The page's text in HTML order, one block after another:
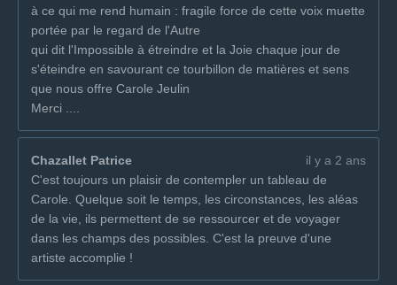
à ce qui me rend humain : fragile force de cette voix muette
portée par le regard de l'Autre
qui dit l'Impossible à étreindre et la Joie chaque jour de
s'éteindre en savourant ce tourbillon de matières et sens
que nous offre Carole Jeulin
Merci ....
Chazallet Patrice
il y a 2 ans
C'est toujours un plaisir de contempler un tableau de
Carole. Quelque soit le temps, les circonstances, les aléas
de la vie, ils permettent de se ressourcer et de voyager
dans les champs des possibles. C'est la preuve d'une
artiste accomplie !